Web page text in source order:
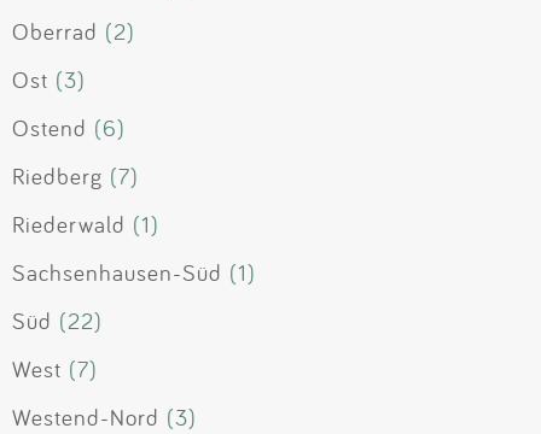
Oberrad (2)
Ost (3)
Ostend (6)
Riedberg (7)
Riederwald (1)
Sachsenhausen-Süd (1)
Süd (22)
West (7)
Westend-Nord (3)